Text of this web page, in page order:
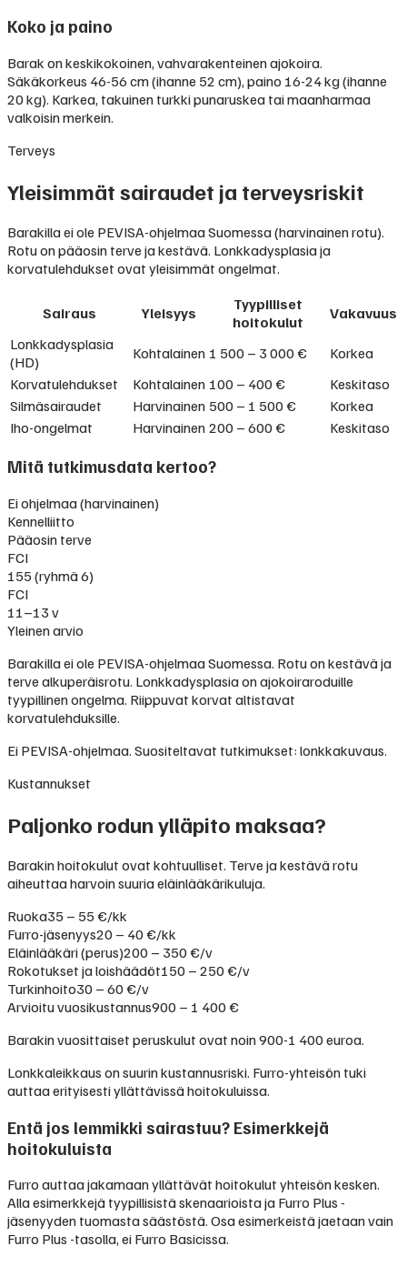
Koko ja paino
Barak on keskikokoinen, vahvarakenteinen ajokoira.
Säkäkorkeus 46-56 cm (ihanne 52 cm), paino 16-24 kg (ihanne
20 kg). Karkea, takuinen turkki punaruskea tai maanharmaa
valkoisin merkein.
Terveys
Yleisimmät sairaudet ja terveysriskit
Barakilla ei ole PEVISA-ohjelmaa Suomessa (harvinainen rotu).
Rotu on pääosin terve ja kestävä. Lonkkadysplasia ja
korvatulehdukset ovat yleisimmät ongelmat.
Sairaus Yleisyys
Tyypilliset
hoitokulut
Vakavuus
Lonkkadysplasia
(HD)
Kohtalainen 1 500 – 3 000 €
Korkea
Korvatulehdukset
Kohtalainen 100 – 400 €
Keskitaso
Silmäsairaudet
Harvinainen 500 – 1 500 €
Korkea
Iho-ongelmat
Harvinainen 200 – 600 € Keskitaso
Mitä tutkimusdata kertoo?
Ei ohjelmaa (harvinainen)
Kennelliitto
Pääosin terve
FCI
155 (ryhmä 6)
FCI
11–13 v
Yleinen arvio
Barakilla ei ole PEVISA-ohjelmaa Suomessa. Rotu on kestävä ja
terve alkuperäisrotu. Lonkkadysplasia on ajokoiraroduille
tyypillinen ongelma. Riippuvat korvat altistavat
korvatulehduksille.
Ei PEVISA-ohjelmaa. Suositeltavat tutkimukset: lonkkakuvaus.
Kustannukset
Paljonko rodun ylläpito maksaa?
Barakin hoitokulut ovat kohtuulliset. Terve ja kestävä rotu
aiheuttaa harvoin suuria eläinlääkärikuluja.
Ruoka35 – 55 €/kk
Furro-jäsenyys20 – 40 €/kk
Eläinlääkäri (perus)200 – 350 €/v
Rokotukset ja loishäädöt150 – 250 €/v
Turkinhoito30 – 60 €/v
Arvioitu vuosikustannus900 – 1 400 €
Barakin vuosittaiset peruskulut ovat noin 900-1 400 euroa.
Lonkkaleikkaus on suurin kustannusriski. Furro-yhteisön tuki
auttaa erityisesti yllättävissä hoitokuluissa.
Entä jos lemmikki sairastuu? Esimerkkejä
hoitokuluista
Furro auttaa jakamaan yllättävät hoitokulut yhteisön kesken.
Alla esimerkkejä tyypillisistä skenaarioista ja Furro Plus -
jäsenyyden tuomasta säästöstä. Osa esimerkeistä jaetaan vain
Furro Plus -tasolla, ei Furro Basicissa.